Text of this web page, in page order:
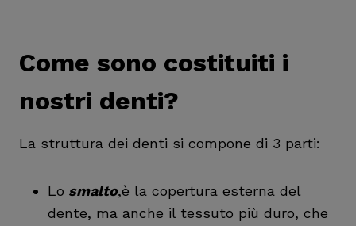
Come sono costituiti i
nostri denti?
La struttura dei denti si compone di 3 parti:
Lo smalto,è la copertura esterna del
dente, ma anche il tessuto più duro, che